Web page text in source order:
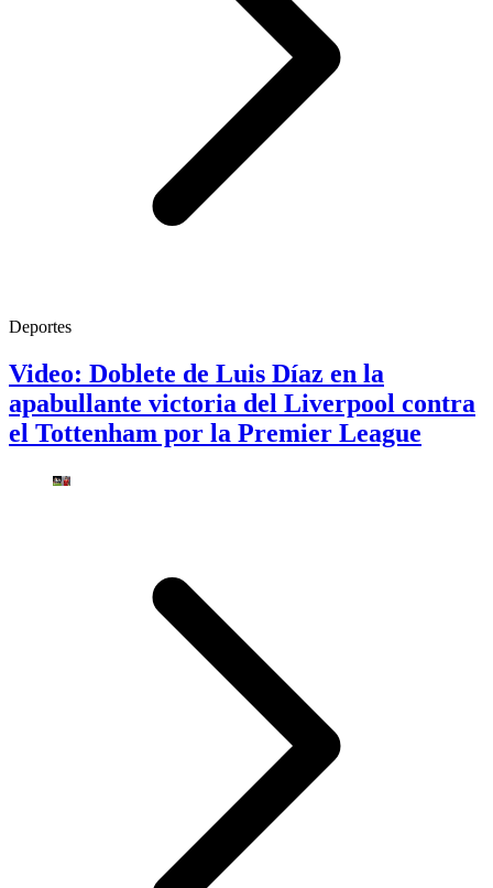
Deportes
Video: Doblete de Luis Díaz en la
apabullante victoria del Liverpool contra
el Tottenham por la Premier League